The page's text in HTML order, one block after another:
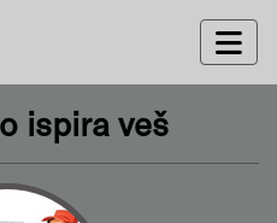
ispira veš